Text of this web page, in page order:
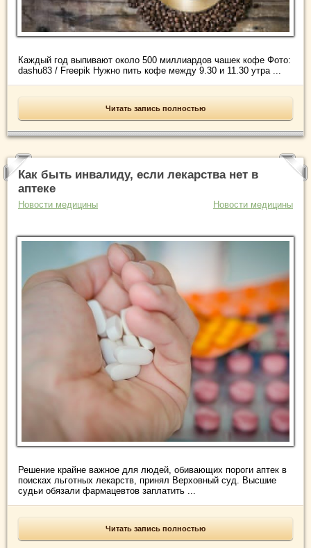
Каждый год выпивают около 500 миллиардов чашек кофе Фото:
dashu83 / Freepik Нужно пить кофе между 9.30 и 11.30 утра ...
Читать запись полностью
Как быть инвалиду, если лекарства нет в
аптеке
Новости медицины Новости медицины
Решение крайне важное для людей, обивающих пороги аптек в
поисках льготных лекарств, принял Верховный суд. Высшие
судьи обязали фармацевтов заплатить ...
Читать запись полностью